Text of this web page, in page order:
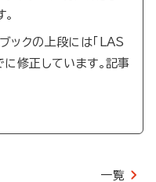
クの上段には「LAS
に修正しています。記事
一覧